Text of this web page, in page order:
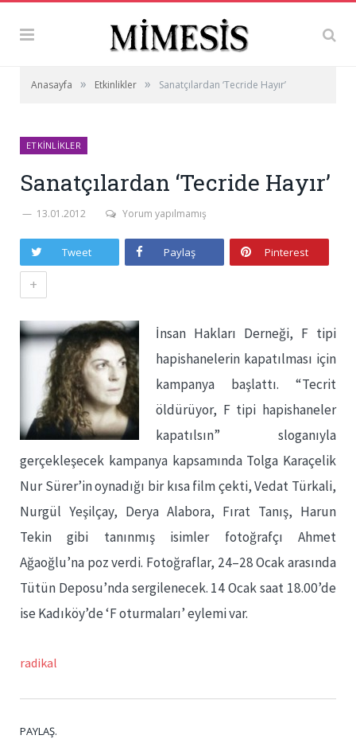
Anasayfa » Etkinlikler » Sanatçılardan ‘Tecride Hayır’
ETKINLIKLER
Sanatçılardan ‘Tecride Hayır’
13.01.2012 Yorum yapılmamış
Tweet Paylaş Pinterest
+
İnsan Hakları Derneği, F tipi
hapishanelerin kapatılması için
kampanya başlattı. “Tecrit
öldürüyor, F tipi hapishaneler
kapatılsın” sloganıyla
gerçekleşecek kampanya kapsamında Tolga Karaçelik
Nur Sürer’in oynadığı bir kısa film çekti, Vedat Türkali,
Nurgül Yeşilçay, Derya Alabora, Fırat Tanış, Harun
Tekin gibi tanınmış isimler fotoğrafçı Ahmet
Ağaoğlu’na poz verdi. Fotoğraflar, 24–28 Ocak arasında
Tütün Deposu’nda sergilenecek. 14 Ocak saat 18.00’de
ise Kadıköy’de ‘F oturmaları’ eylemi var.
radikal
PAYLAŞ.